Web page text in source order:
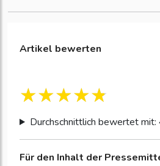
Artikel bewerten
Durchschnittlich bewertet mit:
Für den Inhalt der